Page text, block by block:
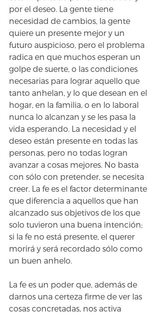
por el deseo. La gente tiene
necesidad de cambios, la gente
quiere un presente mejor y un
futuro auspicioso, pero el problema
radica en que muchos esperan un
golpe de suerte, o las condiciones
necesarias para lograr aquello que
tanto anhelan, y lo que desean en el
hogar, en la familia, o en lo laboral
nunca lo alcanzan y se les pasa la
vida esperando. La necesidad y el
deseo están presente en todas las
personas, pero no todas logran
avanzar a cosas mejores. No basta
con sólo con pretender, se necesita
creer. La fe es el factor determinante
que diferencia a aquellos que han
alcanzado sus objetivos de los que
solo tuvieron una buena intención;
si la fe no está presente, el querer
morirá y será recordado sólo como
un buen anhelo.
La fe es un poder que, además de
darnos una certeza firme de ver las
cosas concretadas, nos activa